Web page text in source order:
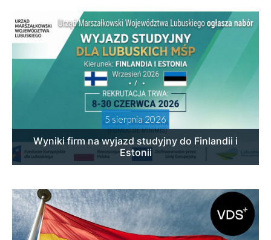
5 sierpnia 2026
Wyniki firm na wyjazd studyjny do Finlandii i
Estonii